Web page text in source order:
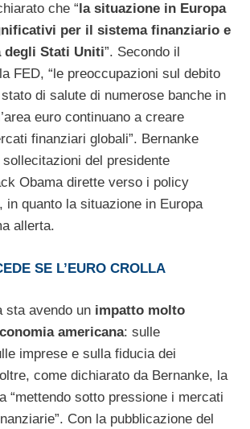
che “ la situazione in Europa
per il sistema finanziario e
degli Stati Uniti”. Secondo il
FED, “le preoccupazioni sul debito
di salute di numerose banche in
euro continuano a creare
finanziari globali”. Bernanke
del presidente
Obama dirette verso i policy
in quanto la situazione in Europa
allerta.
SE L’EURO CROLLA
sta avendo un impatto molto
americana: sulle
imprese e sulla fiducia dei
come dichiarato da Bernanke, la
“mettendo sotto pressione i mercati
Con la pubblicazione del